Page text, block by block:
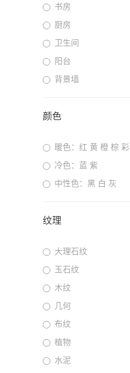
书房
厨房
卫生间
阳台
背景墙
颜色
暖色：红 黄 橙 棕 彩
冷色：蓝 紫
中性色：黑 白 灰
纹理
大理石纹
玉石纹
木纹
几何
布纹
植物
水泥